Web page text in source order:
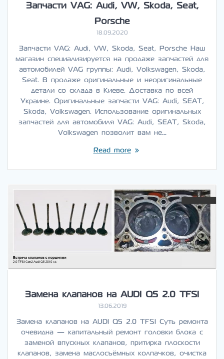
Запчасти VAG: Audi, VW, Skoda, Seat,
Porsche
18.09.2020
Запчасти VAG: Audi, VW, Skoda, Seat, Porsche Наш
магазин специализируется на продаже запчастей для
автомобилей VAG группы: Audi, Volkswagen, Skoda,
Seat. В продаже оригинальные и неоригинальные
детали со склада в Киеве. Доставка по всей
Украине. Оригинальные запчасти VAG: Audi, SEAT,
Skoda, Volkswagen. Использование оригинальных
запчастей для автомобиля VAG: Audi, SEAT, Skoda,
Volkswagen позволит вам не…
Read more
Замена клапанов на AUDI Q5 2.0 TFSI
13.06.2019
Замена клапанов на AUDI Q5 2.0 TFSI Суть ремонта
очевидна — капитальный ремонт головки блока с
заменой впускных клапанов, притирка плоскости
клапанов, замена маслосъёмных колпачков, очистка